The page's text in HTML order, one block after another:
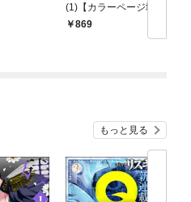
(1)【カラーページ増量
版】869
もっと見る